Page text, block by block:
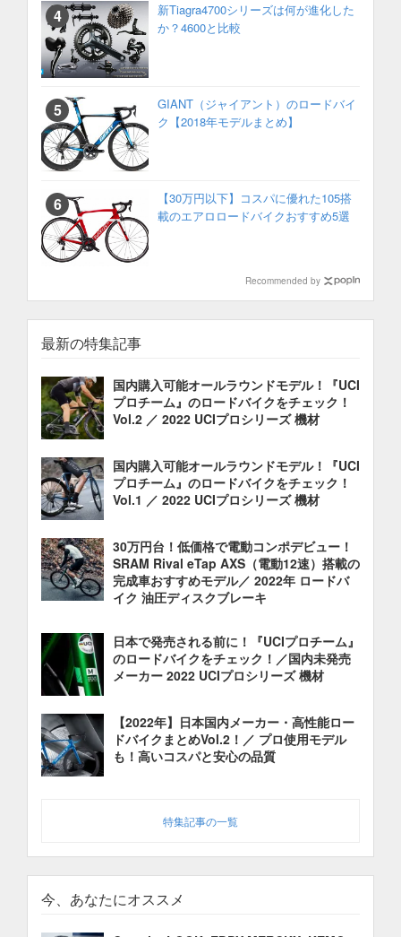
新Tiagra4700シリーズは何が進化した
か？4600と比較
GIANT（ジャイアント）のロードバイ
ク【2018年モデルまとめ】
【30万円以下】コスパに優れた105搭
載のエアロロードバイクおすすめ5選
Recommended by
最新の特集記事
国内購入可能オールラウンドモデル！『UCI
プロチーム』のロードバイクをチェック！
Vol.2 ／ 2022 UCIプロシリーズ 機材
国内購入可能オールラウンドモデル！『UCI
プロチーム』のロードバイクをチェック！
Vol.1 ／ 2022 UCIプロシリーズ 機材
30万円台！低価格で電動コンポデビュー！
SRAM Rival eTap AXS（電動12速）搭載の
完成車おすすめモデル／ 2022年 ロードバ
イク 油圧ディスクブレーキ
日本で発売される前に！『UCIプロチーム』
のロードバイクをチェック！／国内未発売
メーカー 2022 UCIプロシリーズ 機材
【2022年】日本国内メーカー・高性能ロー
ドバイクまとめVol.2！／ プロ使用モデル
も！高いコスパと安心の品質
特集記事の一覧
今、あなたにオススメ